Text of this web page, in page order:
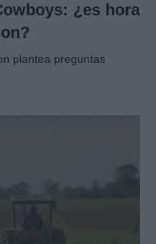
¿es hora
plantea preguntas